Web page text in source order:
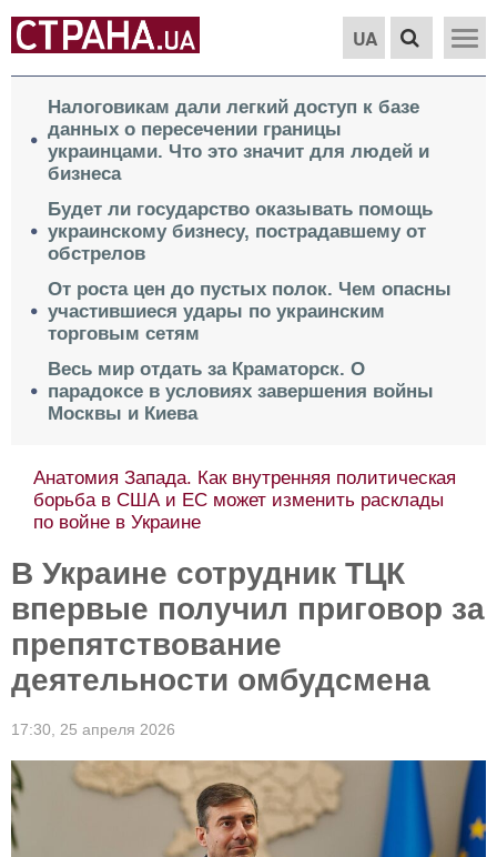
UA
Налоговикам дали легкий доступ к базе
данных о пересечении границы
украинцами. Что это значит для людей и
бизнеса
Будет ли государство оказывать помощь
украинскому бизнесу, пострадавшему от
обстрелов
От роста цен до пустых полок. Чем опасны
участившиеся удары по украинским
торговым сетям
Весь мир отдать за Краматорск. О
парадоксе в условиях завершения войны
Москвы и Киева
Анатомия Запада. Как внутренняя политическая
борьба в США и ЕС может изменить расклады
по войне в Украине
В Украине сотрудник ТЦК
впервые получил приговор за
препятствование
деятельности омбудсмена
17:30, 25 апреля 2026